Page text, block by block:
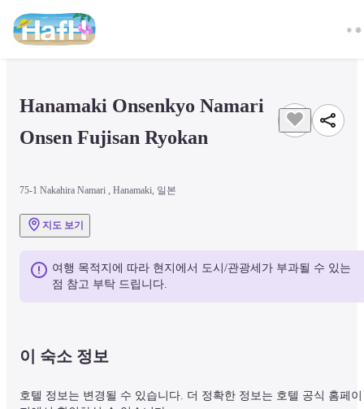
Hanamaki Onsenkyo Namari
Onsen Fujisan Ryokan
75-1 Nakahira Namari , Hanamaki, 일본
지도 보기
여행 목적지에 따라 현지에서 도시/관광세가 부과될 수 있는
점 참고 부탁 드립니다.
이 숙소 정보
호텔 정보는 변경될 수 있습니다. 더 정확한 정보는 호텔 공식 홈페이